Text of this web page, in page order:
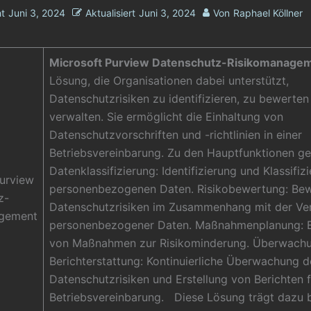
Juni 3, 2024 Aktualisiert Juni 3, 2024 Von Raphael Köllner
Microsoft Purview Datenschutz-
Lösung, die Organisationen dabei unterstützt,
Datenschutzrisiken zu identifizieren, zu
verwalten. Sie ermöglicht die Einhaltung von
Datenschutzvorschriften und -richtlinien in einer
Betriebsvereinbarung. Zu den Hauptfunktionen
Datenklassifizierung: Identifizierung und
personenbezogenen Daten. Risikobewertung:
Datenschutzrisiken im Zusammenhang mit der
personenbezogener Daten. Maßnahmenplanung:
von Maßnahmen zur Risikominderung.
Berichterstattung: Kontinuierliche Überwachung
Datenschutzrisiken und Erstellung von Berichten
Betriebsvereinbarung. Diese Lösung trägt dazu